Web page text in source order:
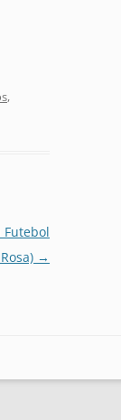
,
Futebol
→